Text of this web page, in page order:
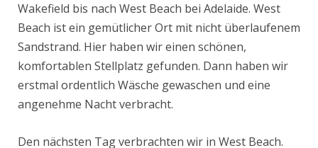
Wakefield bis nach West Beach bei Adelaide. West
Beach ist ein gemütlicher Ort mit nicht überlaufenem
Sandstrand. Hier haben wir einen schönen,
komfortablen Stellplatz gefunden. Dann haben wir
erstmal ordentlich Wäsche gewaschen und eine
angenehme Nacht verbracht.
Den nächsten Tag verbrachten wir in West Beach.